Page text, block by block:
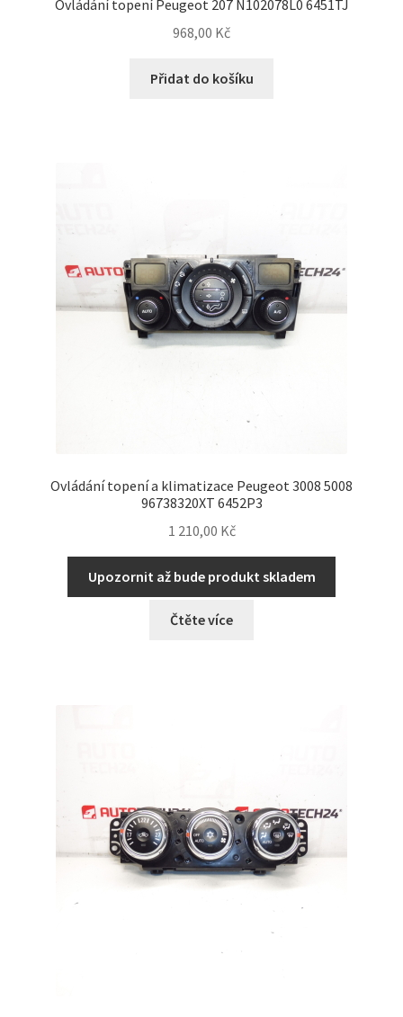
Ovládání topení Peugeot 207 N102078L0 6451TJ
968,00 Kč
Přidat do košíku
Ovládání topení a klimatizace Peugeot 3008 5008
96738320XT 6452P3
1 210,00 Kč
Upozornit až bude produkt skladem
Čtěte více